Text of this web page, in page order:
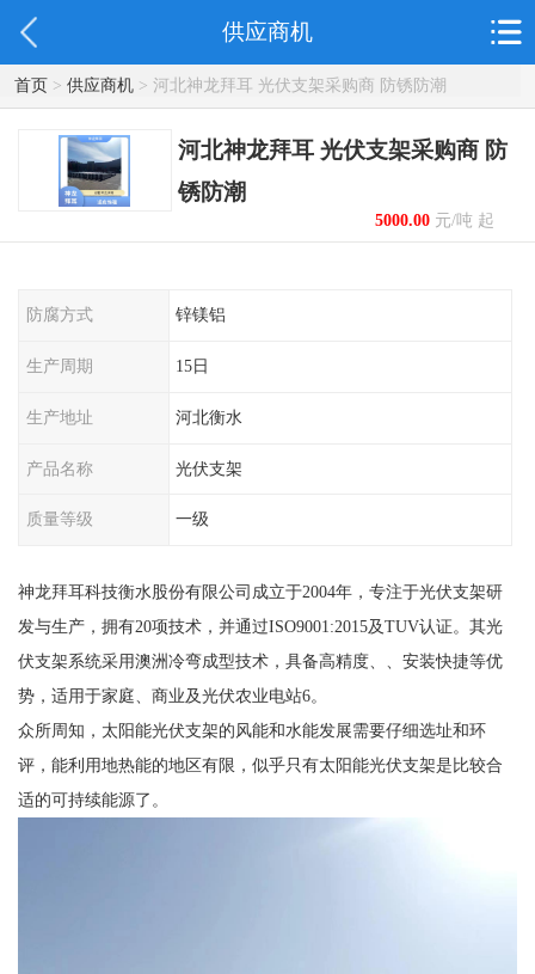
供应商机
首页> 供应商机> 河北神龙拜耳 光伏支架采购商 防锈防潮
河北神龙拜耳 光伏支架采购商 防
锈防潮
5000.00元/吨 起
防腐方式 锌镁铝
生产周期 15日
生产地址 河北衡水
产品名称 光伏支架
质量等级 一级
神龙拜耳科技衡水股份有限公司成立于2004年，专注于光伏支架研
发与生产，拥有20项技术，并通过ISO9001:2015及TUV认证。其光
伏支架系统采用澳洲冷弯成型技术，具备高精度、、安装快捷等优
势，适用于家庭、商业及光伏农业电站6。
众所周知，太阳能光伏支架的风能和水能发展需要仔细选址和环
评，能利用地热能的地区有限，似乎只有太阳能光伏支架是比较合
适的可持续能源了。